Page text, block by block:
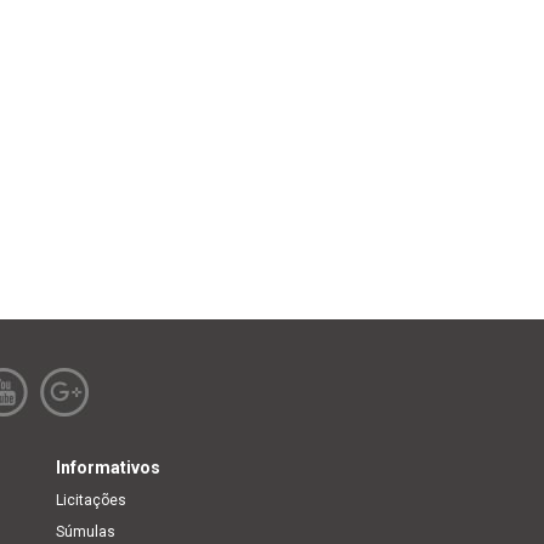
Informativos
Licitações
Súmulas